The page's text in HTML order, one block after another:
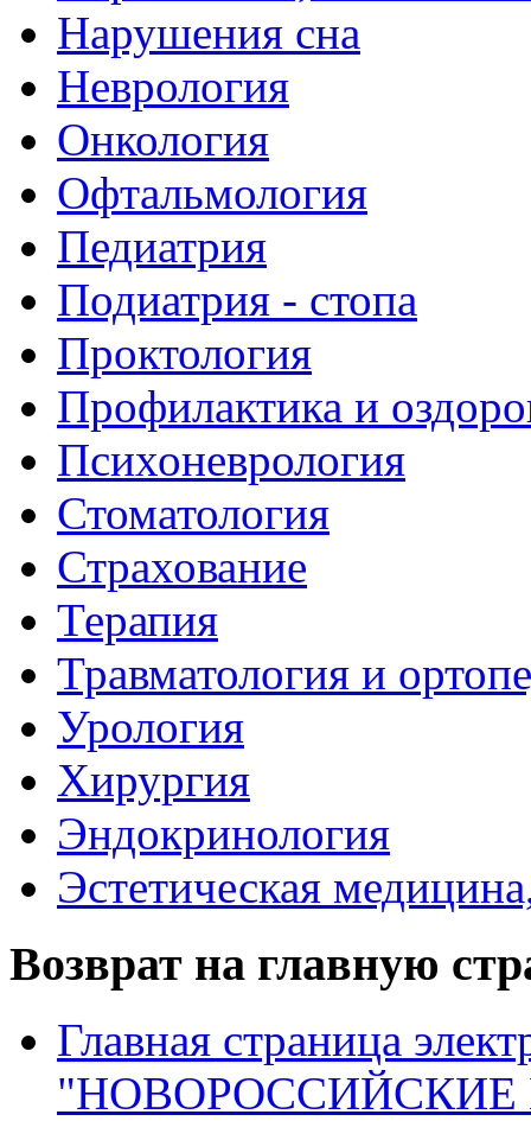
Нарушения сна
Неврология
Онкология
Офтальмология
Педиатрия
Подиатрия - стопа
Проктология
Профилактика и
Психоневрология
Стоматология
Страхование
Терапия
Травматология и
Урология
Хирургия
Эндокринология
Эстетическая
Возврат на главную
Главная страница
"НОВОРОССИЙСКИЕ